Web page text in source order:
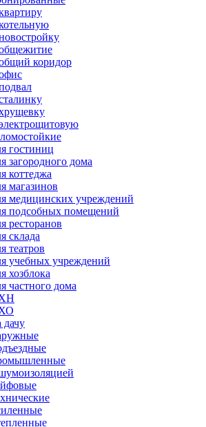
коридор
гостиниц
загородного дома
коттеджа
магазинов
медицинских учреждений
подсобных помещений
ресторанов
склада
театров
учебных учреждений
хозблока
частного дома
дачу